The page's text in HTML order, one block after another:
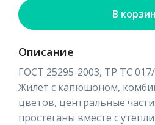
В
Описание
ГОСТ 25295-2003, ТР ТС
Жилет с капюшоном,
цветов, центральные
простеганы вместе с